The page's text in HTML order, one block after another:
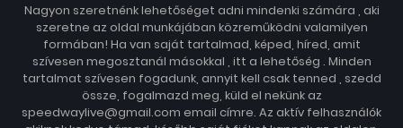
Nagyon szeretnénk lehetőséget adni mindenki számára , aki
szeretne az oldal munkájában közreműködni valamilyen
formában! Ha van saját tartalmad, képed, híred, amit
szívesen megosztanál másokkal , itt a lehetőség . Minden
tartalmat szívesen fogadunk, annyit kell csak tenned , szedd
össze, fogalmazd meg, küld el nekünk az
speedwaylive@gmail.com email címre. Az aktív felhasználók